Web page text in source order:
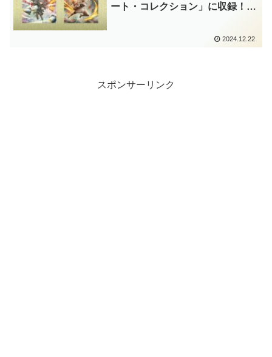
ート・コレクション」に収録！！
ク・ローズ・ドラゴン』など海外
2024.12.22
スポンサーリンク